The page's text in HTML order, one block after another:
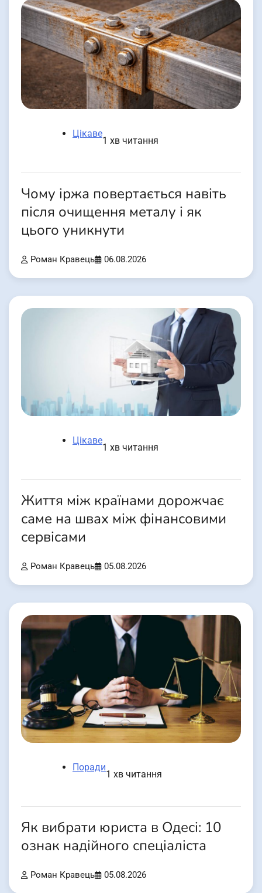
Цікаве
1 хв читання
Чому іржа повертається навіть
після очищення металу і як
цього уникнути
Роман Кравець 06.08.2026
Цікаве
1 хв читання
Життя між країнами дорожчає
саме на швах між фінансовими
сервісами
Роман Кравець 05.08.2026
Поради
1 хв читання
Як вибрати юриста в Одесі: 10
ознак надійного спеціаліста
Роман Кравець 05.08.2026